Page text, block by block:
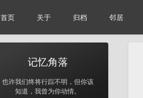
首页 关于 归档 邻居
记忆角落
也许我们终将行踪不明，但你该
知道，我曾为你动情。